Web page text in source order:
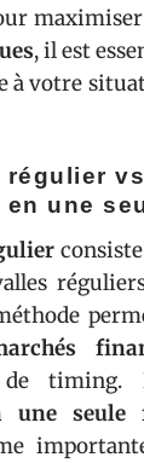
, il est
à votre
régulier
une
timing.
une seule